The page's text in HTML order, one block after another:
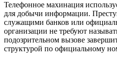
Телефонное махинация
для добычи информации.
служащими банков или
организации не требуют
подозрительном вызове
структурой по официальному